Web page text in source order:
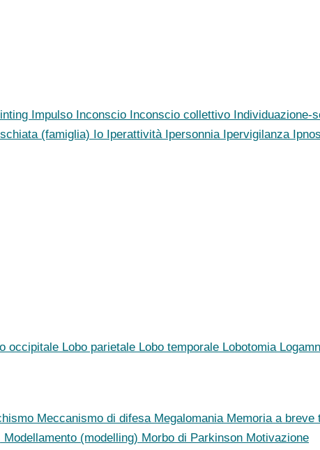
Impulso Inconscio Inconscio collettivo Individuazione-
(famiglia) Io Iperattività Ipersonnia Ipervigilanza
occipitale Lobo parietale Lobo temporale Lobotomia
Meccanismo di difesa Megalomania Memoria a breve
Modellamento (modelling) Morbo di Parkinson Motivazione